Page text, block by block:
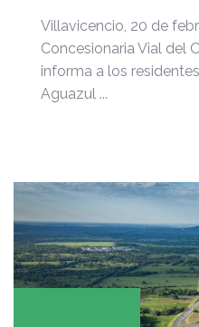
Villavicencio, 20 de
Concesionaria Vial del
informa a los
Aguazul ...